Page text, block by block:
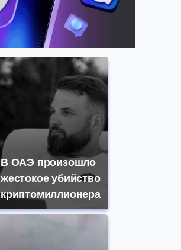
В ОАЭ произошло
жестокое убийство
криптомиллионера